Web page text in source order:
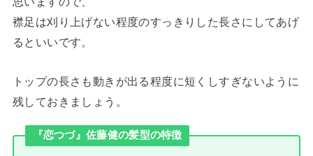
襟足は刈り上げない程度のすっきりした長さにしてあげ
るといいです。
トップの長さも動きが出る程度に短くしすぎないように
残しておきましょう。
『恋つづ』佐藤健の髪型の特徴